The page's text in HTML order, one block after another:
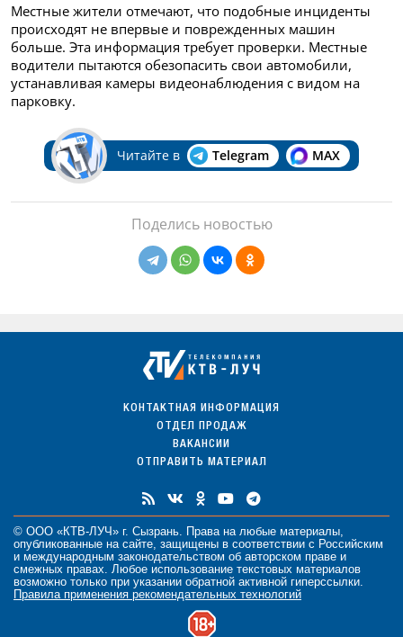
Местные жители отмечают, что подобные инциденты
происходят не впервые и поврежденных машин
больше. Эта информация требует проверки. Местные
водители пытаются обезопасить свои автомобили,
устанавливая камеры видеонаблюдения с видом на
парковку.
Читайте в Telegram MAX
Поделись новостью
КОНТАКТНАЯ ИНФОРМАЦИЯ
ОТДЕЛ ПРОДАЖ
ВАКАНСИИ
ОТПРАВИТЬ МАТЕРИАЛ
© ООО «КТВ-ЛУЧ» г. Сызрань. Права на любые материалы
опубликованные на сайте, защищены в соответствии с Российским
и международным законодательством об авторском праве и
смежных правах. Любое использование текстовых материалов
возможно только при указании обратной активной гиперссылки.
Правила применения рекомендательных технологий